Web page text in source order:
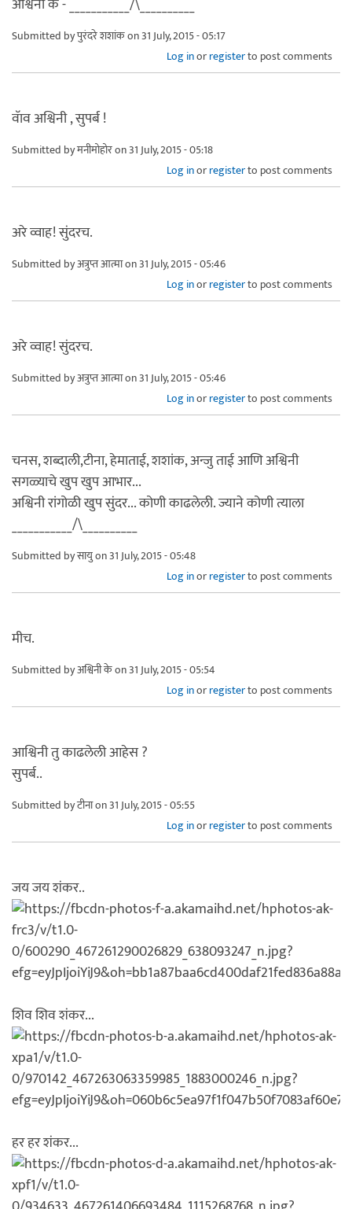
अश्विनी के - ___________/\__________
Submitted byपुरंदरे शशांकon 31 July, 2015 - 05:17
Log inorregisterto post comments
वॅाव अश्विनी , सुपर्ब !
Submitted byमनीमोहोरon 31 July, 2015 - 05:18
Log inorregisterto post comments
अरे व्वाह! सुंदरच.
Submitted byअत्रुप्त आत्माon 31 July, 2015 - 05:46
Log inorregisterto post comments
अरे व्वाह! सुंदरच.
Submitted byअत्रुप्त आत्माon 31 July, 2015 - 05:46
Log inorregisterto post comments
चनस, शब्दाली,टीना, हेमाताई, शशांक, अन्जु ताई आणि अश्विनी
सगळ्याचे खुप खुप आभार...
अश्विनी रांगोळी खुप सुंदर... कोणी काढलेली. ज्याने कोणी त्याला
___________/\__________
Submitted byसायुon 31 July, 2015 - 05:48
Log inorregisterto post comments
मीच.
Submitted byअश्विनी केon 31 July, 2015 - 05:54
Log inorregisterto post comments
आश्विनी तु काढलेली आहेस ?
सुपर्ब..
Submitted byटीनाon 31 July, 2015 - 05:55
Log inorregisterto post comments
जय जय शंकर..
शिव शिव शंकर...
हर हर शंकर...